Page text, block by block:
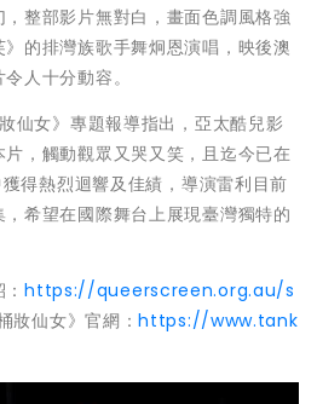
整部影片無對白，畫面色調風格強
的排灣族歌手舞炯恩演唱，映後澳
人十分動容。
仙女》專題報導指出，亞太酷兒影
，觸動觀眾又哭又笑，且迄今已在
得熱烈迴響及佳績，導演雷利目前
希望在國際舞台上展現臺灣獨特的
：https://queerscreen.org.au/s
妝仙女》官網：https://www.tank